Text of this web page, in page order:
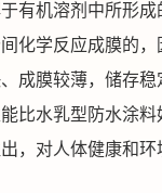
有机溶剂中所形
化学反应成膜的
成膜较薄，储存
比水乳型防水涂
，对人体健康和